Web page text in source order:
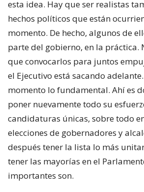
esta idea. Hay que ser realistas
hechos políticos que están
momento. De hecho, algunos de
parte del gobierno, en la práctica.
que convocarlos para juntos
el Ejecutivo está sacando adelante.
momento lo fundamental. Ahí es
poner nuevamente todo su
candidaturas únicas, sobre todo
elecciones de gobernadores y
después tener la lista lo más
tener las mayorías en el
importantes son.